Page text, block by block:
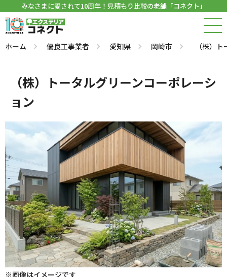
みなさまに愛されて10周年！見積もり比較の老舗「コネクト」
ホーム 優良工事業者 愛知県 岡崎市 （株）
（株）トータルグリーンコーポレーシ
ョン
※画像はイメージです